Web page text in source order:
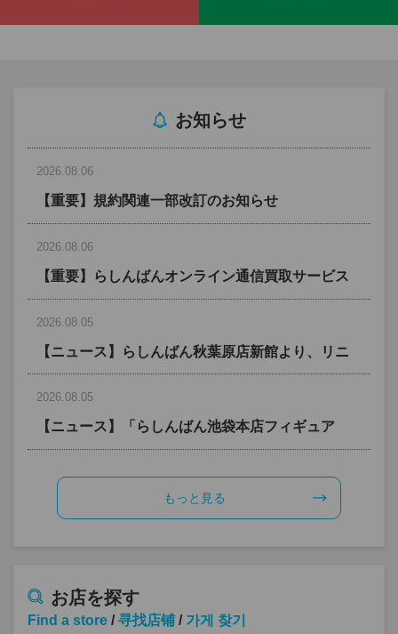
お知らせ
2026.08.06
【重要】規約関連一部改訂のお知らせ
2026.08.06
【重要】らしんばんオンライン通信買取サービス
査定期間のお知らせ
2026.08.05
【ニュース】らしんばん秋葉原店新館より、リニ
ューアルのお知らせ
2026.08.05
【ニュース】「らしんばん池袋本店フィギュア
館」2026年8月下旬オープン！
もっと見る
お店を探す
Find a store /寻找店铺 / 가게 찾기